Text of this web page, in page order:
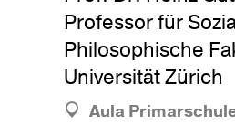
Professor für
Philosophische
Universität Zürich
Aula